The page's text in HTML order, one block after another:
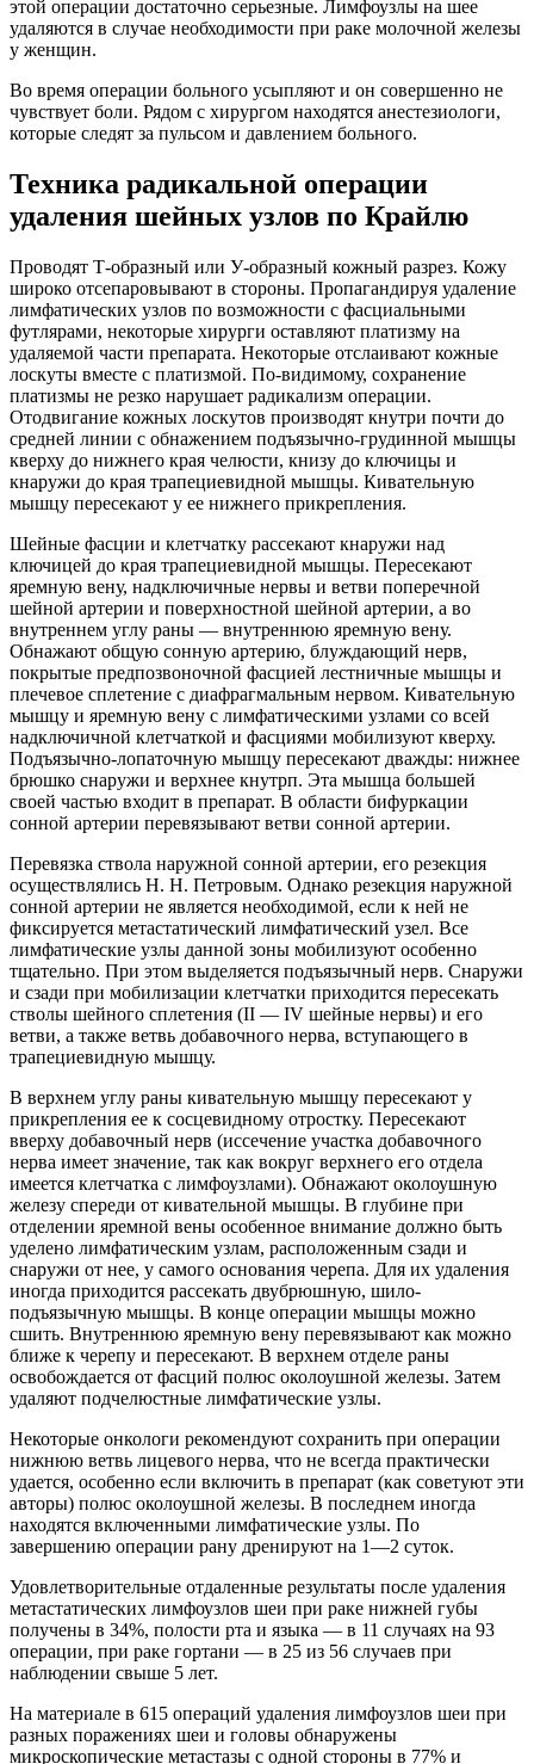
этой операции достаточно серьезные. Лимфоузлы на шее
удаляются в случае необходимости при раке молочной железы
у женщин.
Во время операции больного усыпляют и он совершенно не
чувствует боли. Рядом с хирургом находятся анестезиологи,
которые следят за пульсом и давлением больного.
Техника радикальной операции
удаления шейных узлов по Крайлю
Проводят Т-образный или У-образный кожный разрез. Кожу
широко отсепаровывают в стороны. Пропагандируя удаление
лимфатических узлов по возможности с фасциальными
футлярами, некоторые хирурги оставляют платизму на
удаляемой части препарата. Некоторые отслаивают кожные
лоскуты вместе с платизмой. По-видимому, сохранение
платизмы не резко нарушает радикализм операции.
Отодвигание кожных лоскутов производят кнутри почти до
средней линии с обнажением подъязычно-грудинной мышцы
кверху до нижнего края челюсти, книзу до ключицы и
кнаружи до края трапециевидной мышцы. Кивательную
мышцу пересекают у ее нижнего прикрепления.
Шейные фасции и клетчатку рассекают кнаружи над
ключицей до края трапециевидной мышцы. Пересекают
яремную вену, надключичные нервы и ветви поперечной
шейной артерии и поверхностной шейной артерии, а во
внутреннем углу раны — внутреннюю яремную вену.
Обнажают общую сонную артерию, блуждающий нерв,
покрытые предпозвоночной фасцией лестничные мышцы и
плечевое сплетение с диафрагмальным нервом. Кивательную
мышцу и яремную вену с лимфатическими узлами со всей
надключичной клетчаткой и фасциями мобилизуют кверху.
Подъязычно-лопаточную мышцу пересекают дважды: нижнее
брюшко снаружи и верхнее кнутрп. Эта мышца большей
своей частью входит в препарат. В области бифуркации
сонной артерии перевязывают ветви сонной артерии.
Перевязка ствола наружной сонной артерии, его резекция
осуществлялись Н. Н. Петровым. Однако резекция наружной
сонной артерии не является необходимой, если к ней не
фиксируется метастатический лимфатический узел. Все
лимфатические узлы данной зоны мобилизуют особенно
тщательно. При этом выделяется подъязычный нерв. Снаружи
и сзади при мобилизации клетчатки приходится пересекать
стволы шейного сплетения (II — IV шейные нервы) и его
ветви, а также ветвь добавочного нерва, вступающего в
трапециевидную мышцу.
В верхнем углу раны кивательную мышцу пересекают у
прикрепления ее к сосцевидному отростку. Пересекают
вверху добавочный нерв (иссечение участка добавочного
нерва имеет значение, так как вокруг верхнего его отдела
имеется клетчатка с лимфоузлами). Обнажают околоушную
железу спереди от кивательной мышцы. В глубине при
отделении яремной вены особенное внимание должно быть
уделено лимфатическим узлам, расположенным сзади и
снаружи от нее, у самого основания черепа. Для их удаления
иногда приходится рассекать двубрюшную, шило-
подъязычную мышцы. В конце операции мышцы можно
сшить. Внутреннюю яремную вену перевязывают как можно
ближе к черепу и пересекают. В верхнем отделе раны
освобождается от фасций полюс околоушной железы. Затем
удаляют подчелюстные лимфатические узлы.
Некоторые онкологи рекомендуют сохранить при операции
нижнюю ветвь лицевого нерва, что не всегда практически
удается, особенно если включить в препарат (как советуют эти
авторы) полюс околоушной железы. В последнем иногда
находятся включенными лимфатические узлы. По
завершению операции рану дренируют на 1—2 суток.
Удовлетворительные отдаленные результаты после удаления
метастатических лимфоузлов шеи при раке нижней губы
получены в 34%, полости рта и языка — в 11 случаях на 93
операции, при раке гортани — в 25 из 56 случаев при
наблюдении свыше 5 лет.
На материале в 615 операций удаления лимфоузлов шеи при
разных поражениях шеи и головы обнаружены
микроскопические метастазы с одной стороны в 77% и